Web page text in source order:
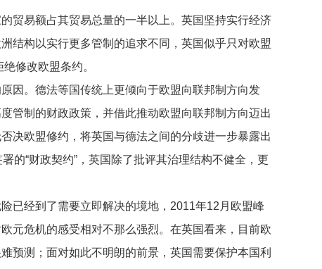
易额占其贸易总量的一半以上。英国坚持实行经济
结构以实行更多管制的追求不同，英国似乎只对欧盟
修改欧盟条约。
。德法等国传统上更倾向于欧盟向联邦制方向发
管制的财政政策，并借此推动欧盟向联邦制方向迈出
决欧盟修约，将英国与德法之间的分歧进一步暴露出
的“财政契约”，英国除了批评其治理结构不健全，更
经到了需要立即解决的境地，2011年12月欧盟峰
元危机的感受相对不那么强烈。在英国看来，目前欧
预测；面对如此不明朗的前景，英国需要保护本国利